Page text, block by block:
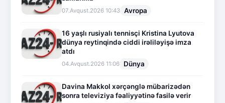
07.Avqust.2026 10:43 Avropa
16 yaşlı rusiyalı tennisçi Kristina Lyutova
dünya reytinqində ciddi irəliləyişə imza
atdı
04.Avqust.2026 11:06 Dünya
Davina Makkol xərçənglə mübarizədən
sonra televiziya fəaliyyətinə fasilə verir